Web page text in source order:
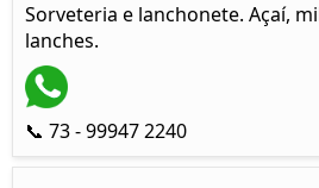
Sorveteria e lanchonete. Açaí,
lanches.
📞 73 - 99947 2240